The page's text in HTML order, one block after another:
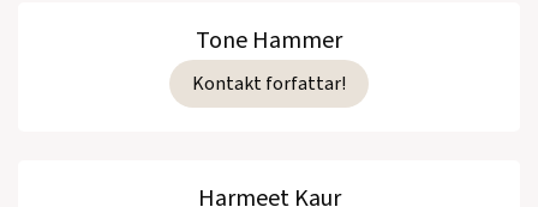
Tone Hammer
Kontakt forfattar!
Harmeet Kaur